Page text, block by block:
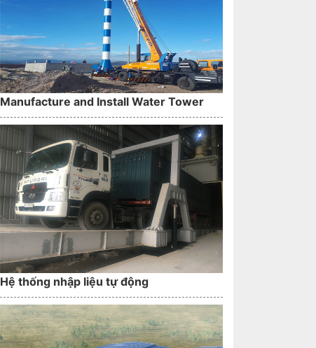
Manufacture and Install Water Tower
Hệ thống nhập liệu tự động